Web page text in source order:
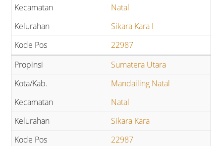
Natal
Sikara Kara I
22987
Sumatera Utara
Mandailing Natal
Natal
Sikara Kara
22987